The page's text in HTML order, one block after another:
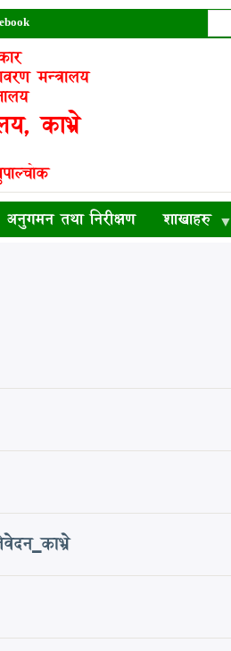
मन्त्रालय
काभ्रे
अनुगमन तथा निरीक्षण शाखाहरु